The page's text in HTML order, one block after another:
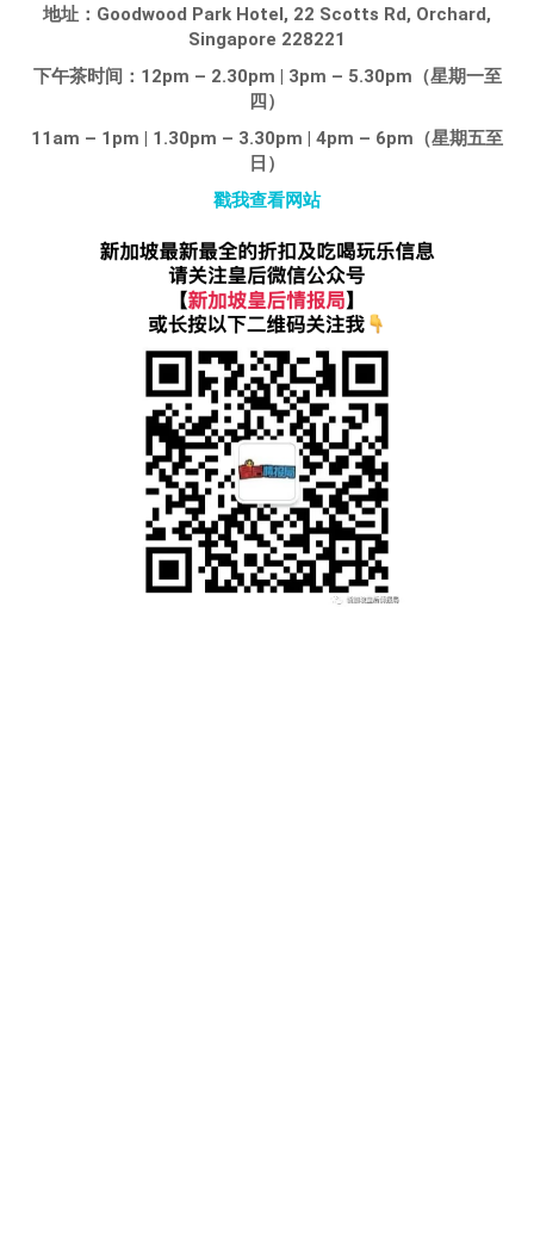
地址：Goodwood Park Hotel, 22 Scotts Rd, Orchard,
Singapore 228221
下午茶时间：12pm – 2.30pm | 3pm – 5.30pm（星期一至
四）
11am – 1pm | 1.30pm – 3.30pm | 4pm – 6pm（星期五至
日）
戳我查看网站